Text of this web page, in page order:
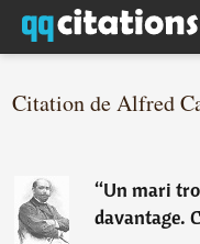
Citation de Alfred
“Un mari
davantage.